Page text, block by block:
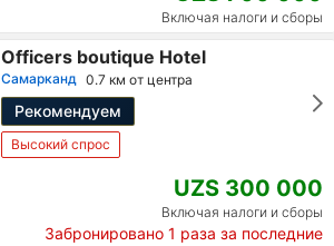
Включая налоги и сборы
Officers boutique Hotel
Самарканд 0.7 км от центра
Рекомендуем
Высокий спрос
UZS 300 000
Включая налоги и сборы
Забронировано 1 раза за последние